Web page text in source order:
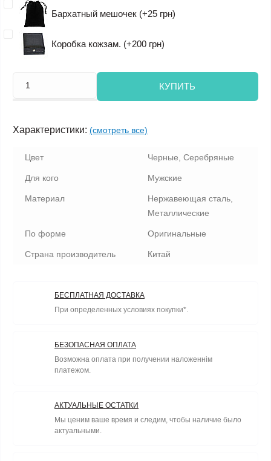
Бархатный мешочек (+25 грн)
Коробка кожзам. (+200 грн)
КУПИТЬ
Характеристики: (смотреть все)
Цвет Черные, Серебряные
Для кого Мужские
Материал
Нержавеющая сталь,
Металлические
По форме Оригинальные
Страна производитель Китай
БЕСПЛАТНАЯ ДОСТАВКА
При определенных условиях покупки*.
БЕЗОПАСНАЯ ОПЛАТА
Возможна оплата при получении наложеннім
платежом.
АКТУАЛЬНЫЕ ОСТАТКИ
Мы ценим ваше время и следим, чтобы наличие было
актуальными.